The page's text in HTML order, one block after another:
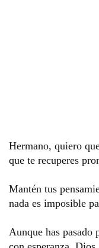
Hermano, quiero
que te recuperes
Mantén tus
nada es imposible
Aunque has pasado